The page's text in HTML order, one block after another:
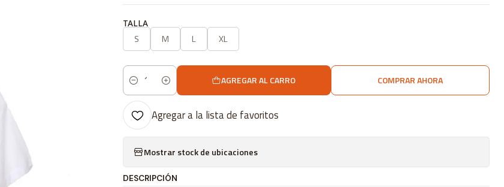
TALLA
S M L XL
Cantidad
AGREGAR AL CARRO COMPRAR AHORA
Agregar a la lista de favoritos
Mostrar stock de ubicaciones
DESCRIPCIÓN